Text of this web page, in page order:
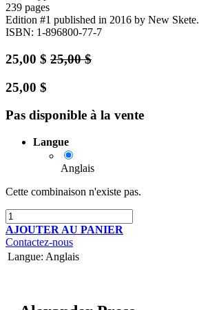
239 pages
Edition #1 published in 2016 by New Skete.
ISBN: 1-896800-77-7
25,00 $ 25,00$
25,00 $
Pas disponible à la vente
Langue
Anglais
Cette combinaison n'existe pas.
AJOUTER AU PANIER
Contactez-nous
Langue: Anglais